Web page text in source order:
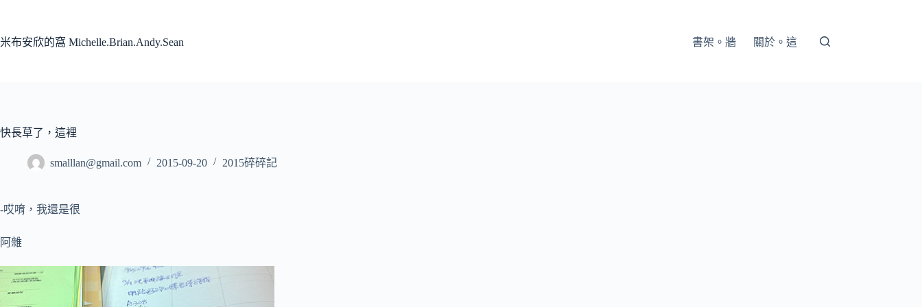
主
米布安欣的窩 Michelle.Brian.Andy.Sean 書架。牆 關於。這
快長草了，這裡
smalllan@gmail.com 2015-09-20 2015碎碎記
-哎唷，我還是很
阿雜